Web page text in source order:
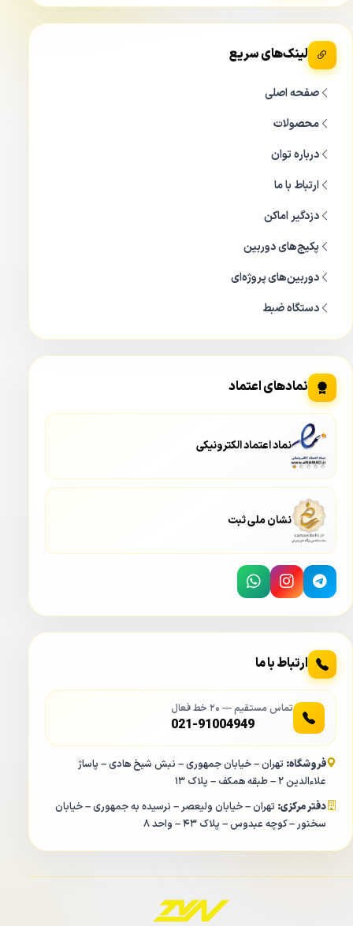
لینک‌های سریع
صفحه اصلی
محصولات
درباره توان
ارتباط با ما
دزدگیر اماکن
پکیج‌های دوربین
دوربین‌های پروژه‌ای
دستگاه ضبط
نمادهای اعتماد
نماد اعتماد الکترونیکی
نشان ملی ثبت
ارتباط با ما
تماس مستقیم — ۲۰ خط فعال
021-91004949
فروشگاه: تهران – خیابان جمهوری – نبش شیخ هادی – پاساژ
علاءالدین ۲ – طبقه همکف – پلاک ۱۳
دفتر مرکزی: تهران – خیابان ولیعصر – نرسیده به جمهوری – خیابان
سخنور – کوچه عبدوس – پلاک ۴۳ – واحد ۸